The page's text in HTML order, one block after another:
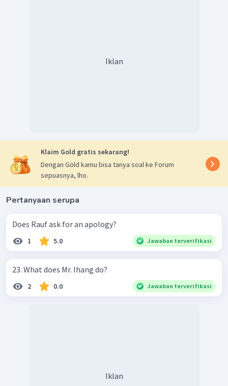
Iklan
Klaim Gold gratis sekarang!
Dengan Gold kamu bisa tanya soal ke Forum
sepuasnya, lho.
Pertanyaan serupa
Does Rauf ask for an apology?
1 5.0 Jawaban terverifikasi
23. What does Mr. Ihang do?
2 0.0 Jawaban terverifikasi
Iklan